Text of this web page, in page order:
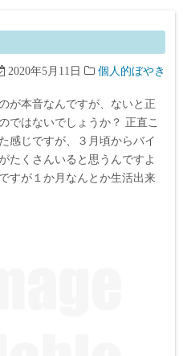
2020年5月11日 個人的ぼやき
が本音なんですが、ないと正
ではないでしょうか？ 正直こ
感じですが、３月頃からバイ
たくさんいると思うんですよ
すが１か月なんとか生活出来